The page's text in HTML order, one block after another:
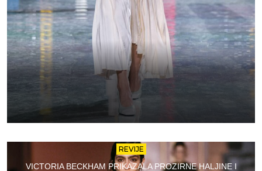
REVIJE
VICTORIA BECKHAM PRIKAZALA PROZIRNE HALJINE I